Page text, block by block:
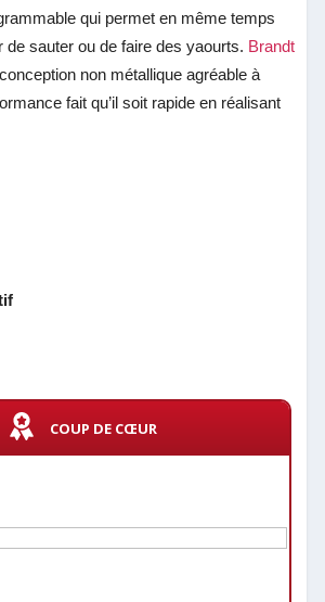
qui permet en même temps
de sauter ou de faire des yaourts. Brandt
non métallique agréable à
fait qu’il soit rapide en réalisant
COUP DE CŒUR